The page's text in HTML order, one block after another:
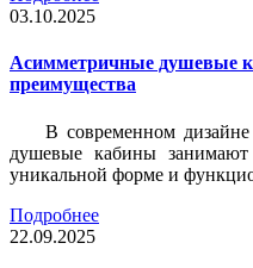
03.10.2025
Асимметричные душевые
преимущества
В современном
душевые кабины занимают
уникальной форме и
Подробнее
22.09.2025